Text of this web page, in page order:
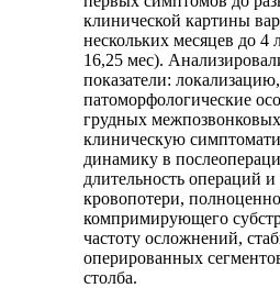
клинической картины
нескольких месяцев до
16,25 мес).
показатели:
патоморфологические
грудных
клиническую
динамику в
длительность операций
кровопотери,
компримирующего
частоту осложнений,
оперированных
столба.